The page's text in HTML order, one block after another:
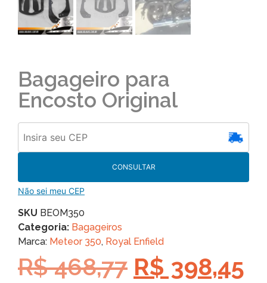
Bagageiro para
Encosto Original
CONSULTAR
Não sei meu CEP
SKU BEOM350
Categoria: Bagageiros
Marca: Meteor 350, Royal Enfield
R$468,77 R$ 398,45